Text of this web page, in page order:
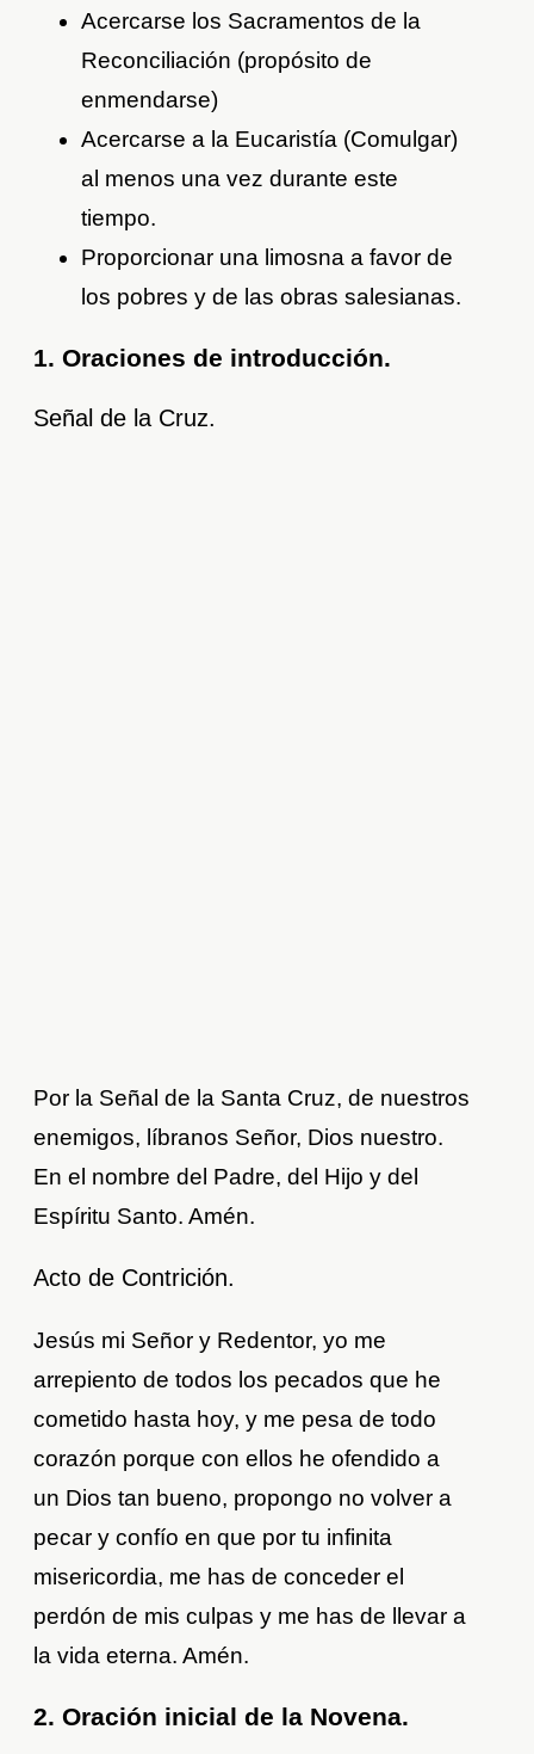
Acercarse los Sacramentos de la
Reconciliación (propósito de
enmendarse)
Acercarse a la Eucaristía (Comulgar)
al menos una vez durante este
tiempo.
Proporcionar una limosna a favor de
los pobres y de las obras salesianas.
1. Oraciones de introducción.
Señal de la Cruz.
Por la Señal de la Santa Cruz, de nuestros
enemigos, líbranos Señor, Dios nuestro.
En el nombre del Padre, del Hijo y del
Espíritu Santo. Amén.
Acto de Contrición.
Jesús mi Señor y Redentor, yo me
arrepiento de todos los pecados que he
cometido hasta hoy, y me pesa de todo
corazón porque con ellos he ofendido a
un Dios tan bueno, propongo no volver a
pecar y confío en que por tu infinita
misericordia, me has de conceder el
perdón de mis culpas y me has de llevar a
la vida eterna. Amén.
2. Oración inicial de la Novena.